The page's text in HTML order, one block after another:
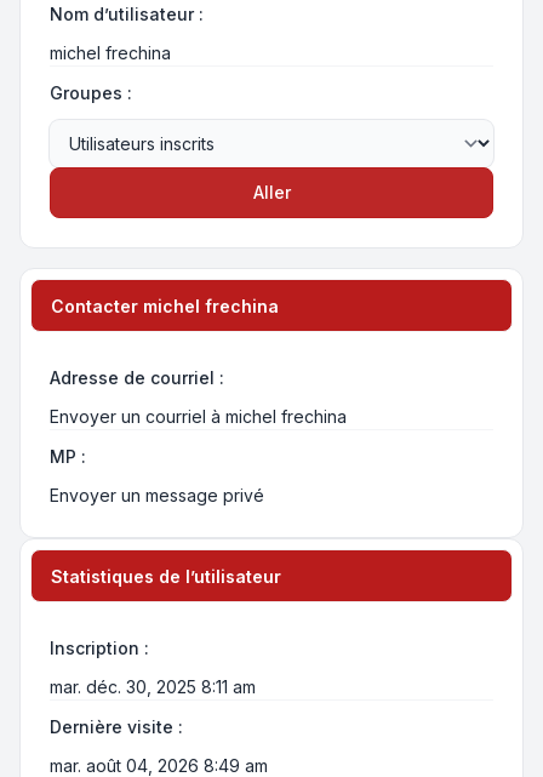
Nom d’utilisateur :
michel frechina
Groupes :
Aller
Contacter michel frechina
Adresse de courriel :
Envoyer un courriel à michel frechina
MP :
Envoyer un message privé
Statistiques de l’utilisateur
Inscription :
mar. déc. 30, 2025 8:11 am
Dernière visite :
mar. août 04, 2026 8:49 am